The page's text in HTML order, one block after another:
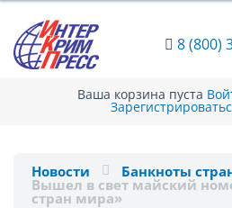
8 (800)
Ваша корзина пуста
Новости Банкноты
Вышел в свет майский
стран мира»